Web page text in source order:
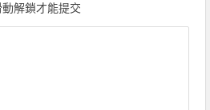
解鎖才能提交